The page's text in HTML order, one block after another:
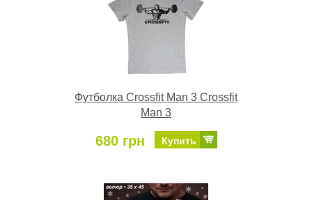
Футболка Crossfit Man 3 Crossfit
Man 3
680 грн Купить